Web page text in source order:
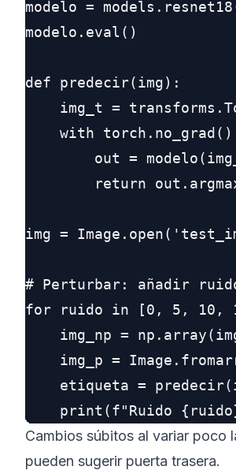
modelo =
modelo.eval()
def predecir(img):
img_t =
with
out =
return
img =
# Perturbar: añadir ruido
for ruido in [0, 5, 10,
img_np =
img_p =
etiqueta =
Cambios súbitos al variar poco
pueden sugerir puerta trasera.